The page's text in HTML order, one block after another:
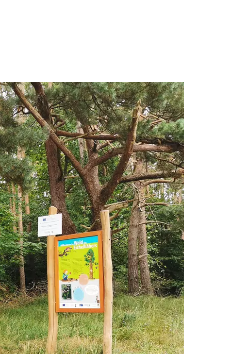
Aktuelles